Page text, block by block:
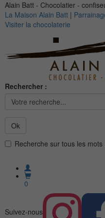
Alain Batt - Chocolatier -
La Maison Alain Batt |
Visiter la chocolaterie
Rechercher :
Ok
Recherche sur tous les mots
0
Suivez-nous